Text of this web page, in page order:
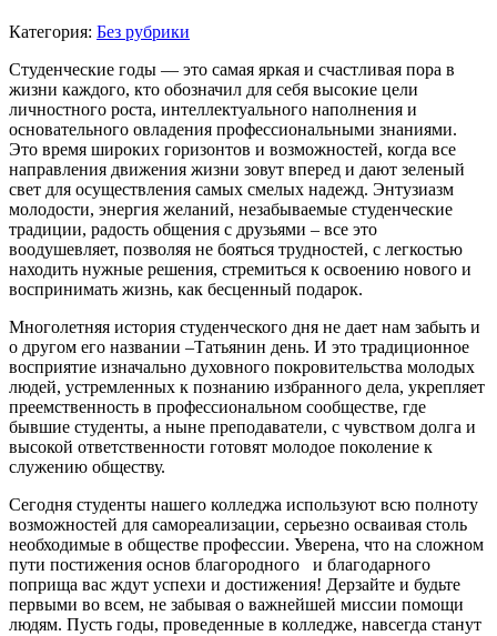
Категория: Без рубрики
Студенческие годы — это самая яркая и счастливая пора в
жизни каждого, кто обозначил для себя высокие цели
личностного роста, интеллектуального наполнения и
основательного овладения профессиональными знаниями.
Это время широких горизонтов и возможностей, когда все
направления движения жизни зовут вперед и дают зеленый
свет для осуществления самых смелых надежд. Энтузиазм
молодости, энергия желаний, незабываемые студенческие
традиции, радость общения с друзьями – все это
воодушевляет, позволяя не бояться трудностей, с легкостью
находить нужные решения, стремиться к освоению нового и
воспринимать жизнь, как бесценный подарок.
Многолетняя история студенческого дня не дает нам забыть и
о другом его названии –Татьянин день. И это традиционное
восприятие изначально духовного покровительства молодых
людей, устремленных к познанию избранного дела, укрепляет
преемственность в профессиональном сообществе, где
бывшие студенты, а ныне преподаватели, с чувством долга и
высокой ответственности готовят молодое поколение к
служению обществу.
Сегодня студенты нашего колледжа используют всю полноту
возможностей для самореализации, серьезно осваивая столь
необходимые в обществе профессии. Уверена, что на сложном
пути постижения основ благородного и благодарного
поприща вас ждут успехи и достижения! Дерзайте и будьте
первыми во всем, не забывая о важнейшей миссии помощи
людям. Пусть годы, проведенные в колледже, навсегда станут